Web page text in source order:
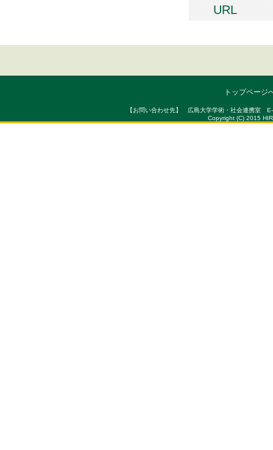
URL
トップページ
【お問い合わせ先】 広島大学学術・社会連携室 E-
Copyright (C) 2015